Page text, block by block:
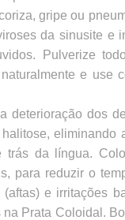
gripe ou
da sinusite e
Pulverize
e use
deterioração dos
eliminando
trás da língua.
para reduzir o
e irritações
Prata Coloidal.